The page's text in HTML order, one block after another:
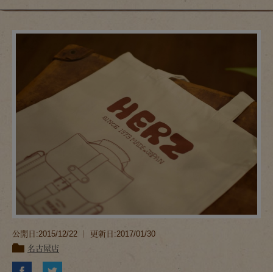
公開日:2015/12/22 ｜ 更新日:2017/01/30
名古屋店